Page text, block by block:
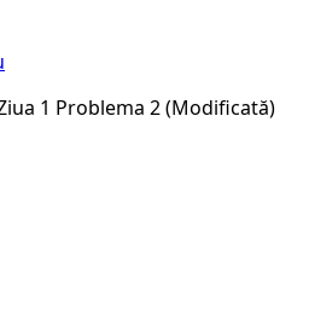
1 Problema 2 (Modificată)